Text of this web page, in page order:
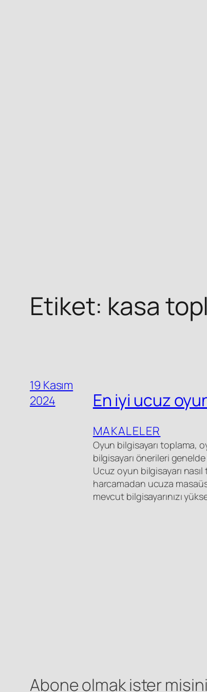
Etiket: kasa
19 Kasım
2024
En iyi ucuz
MAKALELER
Oyun bilgisayarı toplama,
bilgisayarı önerileri
Ucuz oyun bilgisayarı nasıl
harcamadan ucuza
mevcut bilgisayarınızı
Abone olmak ister